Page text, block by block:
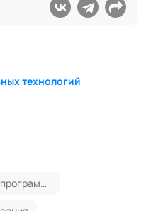
технологий
Обучение и образовательные программы